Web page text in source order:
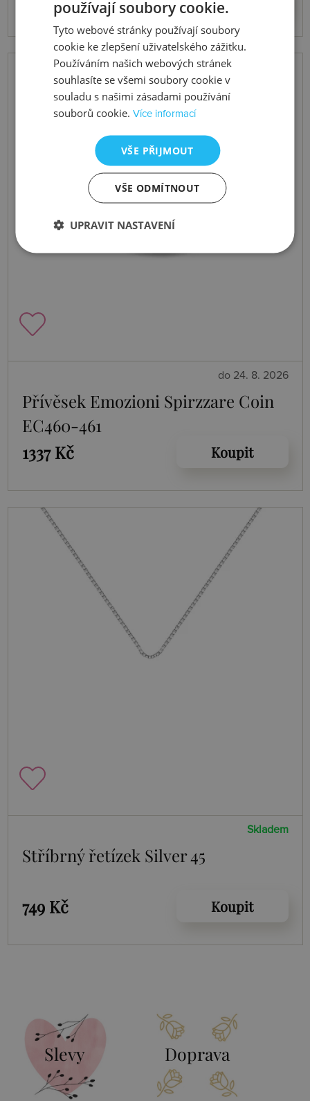
do 24. 8. 2026
Přívěsek Emozioni Spirzzare Coin
EC460-461
1337 Kč
Koupit
Skladem
Stříbrný řetízek Silver 45
749 Kč Koupit
Slevy Doprava
používají soubory cookie.
Tyto webové stránky používají soubory
cookie ke zlepšení uživatelského zážitku.
Používáním našich webových stránek
souhlasíte se všemi soubory cookie v
souladu s našimi zásadami používání
souborů cookie.Více informací
VŠE PŘIJMOUT
VŠE ODMÍTNOUT
UPRAVIT NASTAVENÍ